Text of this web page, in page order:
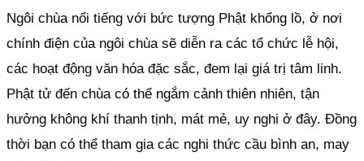
Ngôi chùa nổi tiếng với bức tượng Phật khổng lồ, ở nơi
chính điện của ngôi chùa sẽ diễn ra các tổ chức lễ hội,
các hoạt động văn hóa đặc sắc, đem lại giá trị tâm linh.
Phật tử đến chùa có thể ngắm cảnh thiên nhiên, tận
hưởng không khí thanh tịnh, mát mẻ, uy nghi ở đây. Đồng
thời bạn có thể tham gia các nghi thức cầu bình an, may